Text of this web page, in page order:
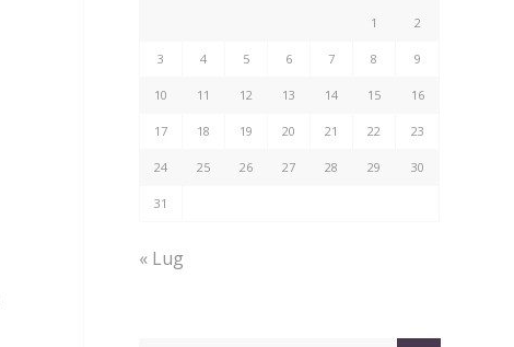
1 2
3 4 5 6 7 8 9
10 11 12 13 14 15 16
17 18 19 20 21 22 23
24 25 26 27 28 29 30
31
« Lug